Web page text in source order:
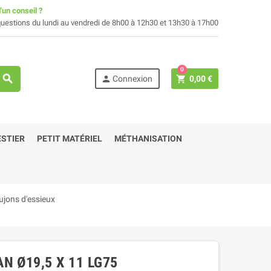
conseil ?
du lundi au vendredi de 8h00 à 12h30 et 13h30 à 17h00
search person Connexion shopping_cart 0,00 €
0
PETIT MATÉRIEL MÉTHANISATION
d'essieux
Ø19,5 X 11 LG75